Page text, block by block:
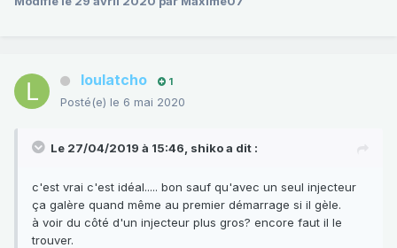
loulatcho 1
Posté(e) le 6 mai 2020
Le 27/04/2019 à 15:46, shikoa dit :
c'est vrai c'est idéal..... bon sauf qu'avec un seul injecteur
ça galère quand même au premier démarrage si il gèle.
à voir du côté d'un injecteur plus gros? encore faut il le
trouver.